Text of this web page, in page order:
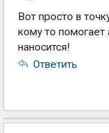
Вот просто в
кому то помогает
наносится!
Ответить